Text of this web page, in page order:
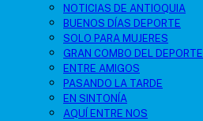
NOTICIAS DE ANTIOQUIA
BUENOS DÍAS DEPORTE
SOLO PARA MUJERES
GRAN COMBO DEL DEPORTE
ENTRE AMIGOS
PASANDO LA TARDE
EN SINTONÍA
AQUÍ ENTRE NOS